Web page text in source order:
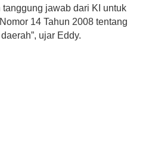
jawab dari KI untuk
14 Tahun 2008 tentang
ujar Eddy.